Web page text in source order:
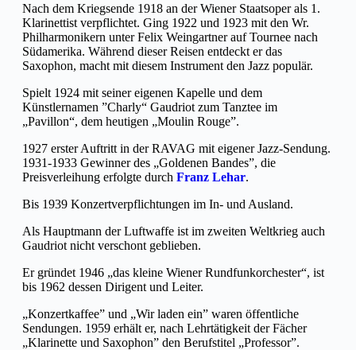
Nach dem Kriegsende 1918 an der Wiener Staatsoper als 1.
Klarinettist verpflichtet. Ging 1922 und 1923 mit den Wr.
Philharmonikern unter Felix Weingartner auf Tournee nach
Südamerika. Während dieser Reisen entdeckt er das
Saxophon, macht mit diesem Instrument den Jazz populär.
Spielt 1924 mit seiner eigenen Kapelle und dem
Künstlernamen ”Charly“ Gaudriot zum Tanztee im
„Pavillon“, dem heutigen „Moulin Rouge”.
1927 erster Auftritt in der RAVAG mit eigener Jazz-Sendung.
1931-1933 Gewinner des „Goldenen Bandes”, die
Preisverleihung erfolgte durch Franz Lehar.
Bis 1939 Konzertverpflichtungen im In- und Ausland.
Als Hauptmann der Luftwaffe ist im zweiten Weltkrieg auch
Gaudriot nicht verschont geblieben.
Er gründet 1946 „das kleine Wiener Rundfunkorchester“, ist
bis 1962 dessen Dirigent und Leiter.
„Konzertkaffee” und „Wir laden ein” waren öffentliche
Sendungen. 1959 erhält er, nach Lehrtätigkeit der Fächer
„Klarinette und Saxophon” den Berufstitel „Professor”.